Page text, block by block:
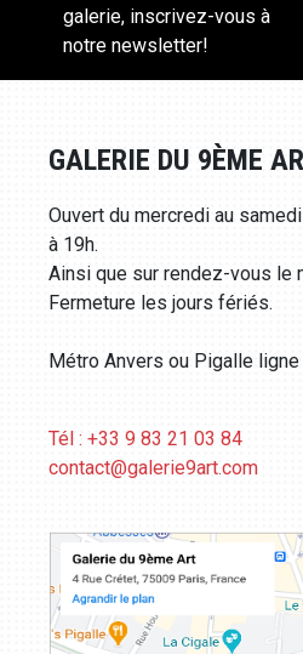
galerie, inscrivez-vous à
notre newsletter!
GALERIE DU 9ÈME
Ouvert du mercredi au
à 19h.
Ainsi que sur rendez-vous le
Fermeture les jours fériés.
Métro Anvers ou Pigalle ligne
Tél : +33 9 83 21 03 84
contact@galerie9art.com